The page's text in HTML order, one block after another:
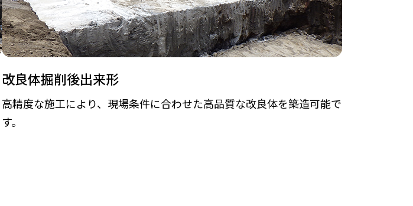
改良体掘削後出来形
高精度な施工により、現場条件に合わせた高品質な改良体を築造可能で
す。